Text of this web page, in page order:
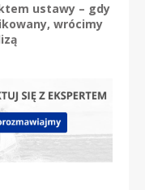
ustawy – gdy
wrócimy